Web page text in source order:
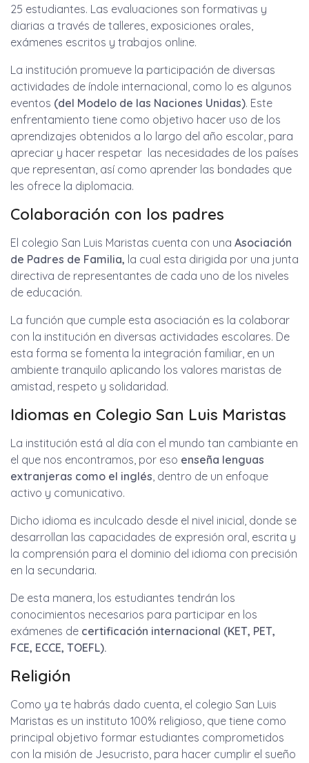
25 estudiantes. Las evaluaciones son formativas y
diarias a través de talleres, exposiciones orales,
exámenes escritos y trabajos online.
La institución promueve la participación de diversas
actividades de índole internacional, como lo es algunos
eventos (del Modelo de las Naciones Unidas). Este
enfrentamiento tiene como objetivo hacer uso de los
aprendizajes obtenidos a lo largo del año escolar, para
apreciar y hacer respetar las necesidades de los países
que representan, así como aprender las bondades que
les ofrece la diplomacia.
Colaboración con los padres
El colegio San Luis Maristas cuenta con una Asociación
de Padres de Familia, la cual esta dirigida por una junta
directiva de representantes de cada uno de los niveles
de educación.
La función que cumple esta asociación es la colaborar
con la institución en diversas actividades escolares. De
esta forma se fomenta la integración familiar, en un
ambiente tranquilo aplicando los valores maristas de
amistad, respeto y solidaridad.
Idiomas en Colegio San Luis Maristas
La institución está al día con el mundo tan cambiante en
el que nos encontramos, por eso enseña lenguas
extranjeras como el inglés, dentro de un enfoque
activo y comunicativo.
Dicho idioma es inculcado desde el nivel inicial, donde se
desarrollan las capacidades de expresión oral, escrita y
la comprensión para el dominio del idioma con precisión
en la secundaria.
De esta manera, los estudiantes tendrán los
conocimientos necesarios para participar en los
exámenes de certificación internacional (KET, PET,
FCE, ECCE, TOEFL).
Religión
Como ya te habrás dado cuenta, el colegio San Luis
Maristas es un instituto 100% religioso, que tiene como
principal objetivo formar estudiantes comprometidos
con la misión de Jesucristo, para hacer cumplir el sueño